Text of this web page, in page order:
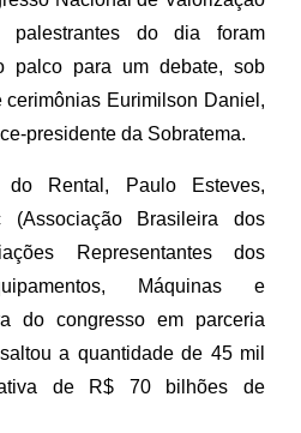
do dia foram
palco para um debate, sob
cerimônias Eurimilson Daniel,
presidente da Sobratema.
Rental, Paulo Esteves,
(Associação Brasileira dos
Representantes dos
Máquinas e
do congresso em parceria
a quantidade de 45 mil
de R$ 70 bilhões de